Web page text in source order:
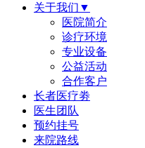
关于我们▼
医院简介
诊疗环境
专业设备
公益活动
合作客户
长者医疗劵
医生团队
预约挂号
来院路线